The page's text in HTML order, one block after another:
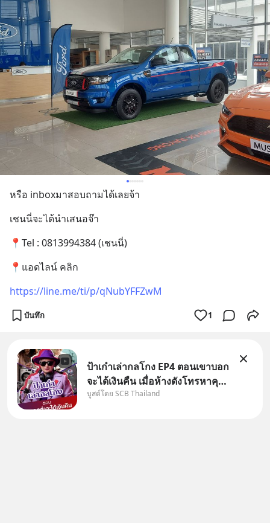
หรือ inboxมาสอบถามได้เลยจ้า
เชนนี่จะได้นำเสนอจ๊า
📍Tel : 0813994384 (เชนนี่)
📍แอดไลน์ คลิก
https://line.me/ti/p/qNubYFFZwM
บันทึก 1
ป้าเก๋าเล่ากลโกง EP4 ตอนเขาบอก
จะได้เงินคืน เมื่อห้างดังโทรหาคุณ
วิยะดา แจ้งเรื่องเคลมสินค้าแล้ว
บูสต์โดย SCB Thailand